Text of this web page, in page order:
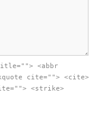
<abbr
cite=""> <cite>
<strike>